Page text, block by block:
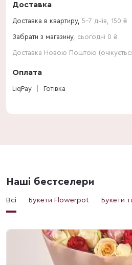
Доставка
Доставка в квартиру, 5-7 днів 150 ₴
Забрати з магазину, сьогодні 0 ₴
Доставка Новою Поштою
Оплата
LiqPay Готівка
Наші бестселери
Всі Букети Flowerpot Букети